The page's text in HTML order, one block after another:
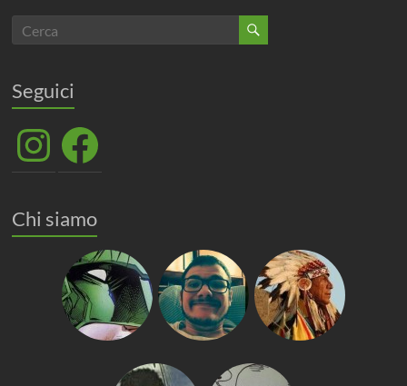
Seguici
InstagramFacebook
Chi siamo